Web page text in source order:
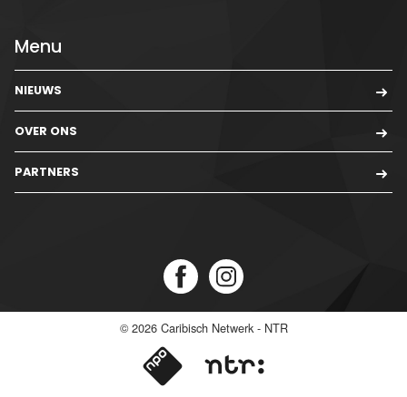
Menu
NIEUWS
OVER ONS
PARTNERS
© 2026 Caribisch Netwerk - NTR